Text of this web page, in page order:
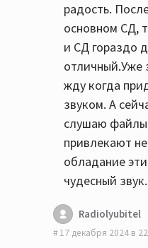
радость.
основном СД,
и СД гораздо
отличный.Уже
жду когда
звуком. А
слушаю
привлекают
обладание
чудесный звук.
Radiolyubitel
17 декабря 2024 в